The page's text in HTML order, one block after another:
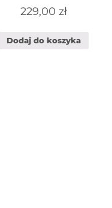
229,00 zł
Dodaj do koszyka